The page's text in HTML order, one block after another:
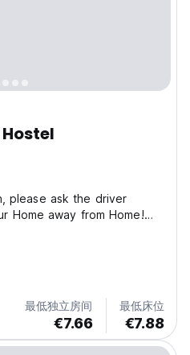
please ask the driver
Home away from Home!
the outside might not
our little paradise!
最低独立房间
€7.66
最低床位
€7.88